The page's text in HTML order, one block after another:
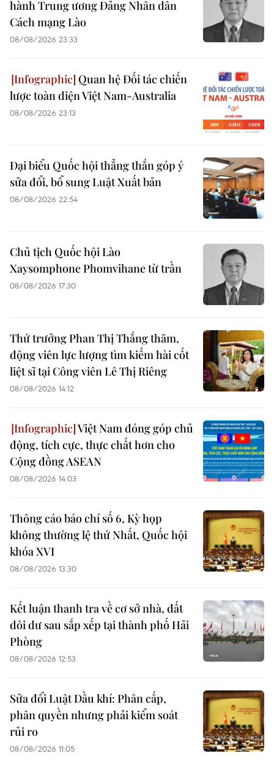
hành Trung ương Đảng Nhân dân
Cách mạng Lào
08/08/2026 23:33
Quan hệ Đối tác chiến
lược toàn diện Việt Nam-Australia
08/08/2026 23:13
Đại biểu Quốc hội thẳng thắn góp ý
sửa đổi, bổ sung Luật Xuất bản
08/08/2026 22:54
Chủ tịch Quốc hội Lào
Xaysomphone Phomvihane từ trần
08/08/2026 17:30
Thứ trưởng Phan Thị Thắng thăm,
động viên lực lượng tìm kiếm hài cốt
liệt sĩ tại Công viên Lê Thị Riêng
08/08/2026 14:12
Việt Nam đóng góp chủ
động, tích cực, thực chất hơn cho
Cộng đồng ASEAN
08/08/2026 14:03
Thông cáo báo chí số 6, Kỳ họp
không thường lệ thứ Nhất, Quốc hội
khóa XVI
08/08/2026 13:30
Kết luận thanh tra về cơ sở nhà, đất
dôi dư sau sắp xếp tại thành phố Hải
Phòng
08/08/2026 12:53
Sửa đổi Luật Dầu khí: Phân cấp,
phân quyền nhưng phải kiểm soát
rủi ro
08/08/2026 11:05